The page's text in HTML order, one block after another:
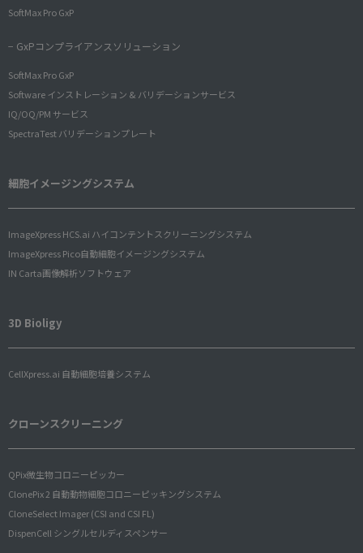
SoftMax Pro GxP
− GxPコンプライアンスソリューション
SoftMax Pro GxP
Software インストレーション & バリデーションサービス
IQ/OQ/PM サービス
SpectraTest バリデーションプレート
細胞イメージングシステム
ImageXpress HCS.ai ハイコンテントスクリーニングシステム
ImageXpress Pico自動細胞イメージングシステム
IN Carta画像解析ソフトウェア
3D Bioligy
CellXpress.ai 自動細胞培養システム
クローンスクリーニング
QPix微生物コロニーピッカー
ClonePix 2 自動動物細胞コロニーピッキングシステム
CloneSelect Imager (CSI and CSI FL)
DispenCell シングルセルディスペンサー